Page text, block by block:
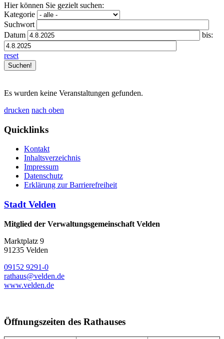
Hier können Sie gezielt suchen:
Kategorie
Suchwort
Datum
bis:
reset
Es wurden keine Veranstaltungen gefunden.
drucken nach oben
Quicklinks
Kontakt
Inhaltsverzeichnis
Impressum
Datenschutz
Erklärung zur Barrierefreiheit
Stadt Velden
Mitglied der Verwaltungsgemeinschaft Velden
Marktplatz 9
91235 Velden
09152 9291-0
rathaus@velden.de
www.velden.de
Öffnungszeiten des Rathauses